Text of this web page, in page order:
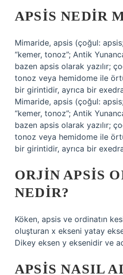
APSIS NEDIR
Mimaride, apsis (çoğul:
“kemer, tonoz”; Antik
bazen apsis olarak yazılır;
tonoz veya hemidome ile
bir girintidir, ayrıca bir
Mimaride, apsis (çoğul:
“kemer, tonoz”; Antik
bazen apsis olarak yazılır;
tonoz veya hemidome ile
bir girintidir, ayrıca bir
ORJIN APSIS
NEDIR?
Köken, apsis ve ordinatın
oluşturan x ekseni yatay
Dikey eksen y eksenidir ve
APSIS NASIL